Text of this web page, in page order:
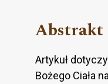
Abstrakt
Artykuł
Bożego Ciała